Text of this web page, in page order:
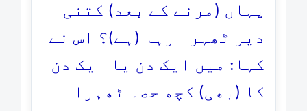
یہاں (مرنے کے بعد) کتنی
دیر ٹھہرا رہا (ہے)؟ اس نے
کہا: میں ایک دن یا ایک دن
کا (بھی) کچھ حصہ ٹھہرا